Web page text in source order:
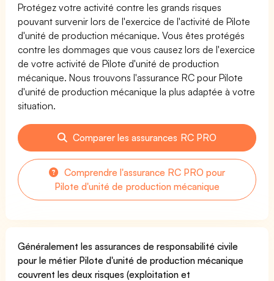
Protégez votre activité contre les grands risques
pouvant survenir lors de l'exercice de l'activité de Pilote
d'unité de production mécanique. Vous êtes protégés
contre les dommages que vous causez lors de l'exercice
de votre activité de Pilote d'unité de production
mécanique. Nous trouvons l'assurance RC pour Pilote
d'unité de production mécanique la plus adaptée à votre
situation.
Comparer les assurances RC PRO
Comprendre l'assurance RC PRO pour
Pilote d'unité de production mécanique
Généralement les assurances de responsabilité civile
pour le métier Pilote d'unité de production mécanique
couvrent les deux risques (exploitation et